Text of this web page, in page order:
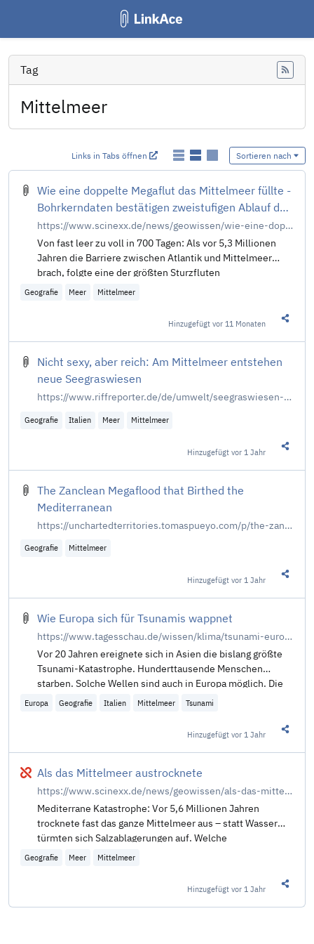
Tag
Mittelmeer
Links in Tabs öffnen Sortieren nach
Wie eine doppelte Megaflut das Mittelmeer füllte -
Bohrkerndaten bestätigen zweistufigen Ablauf der
Sturzflut vor 5,33 Millionen Jahren
https://www.scinexx.de/news/geowissen/wie-eine-doppelte-megaflut-das-mittelmeer-fuellte/
Von fast leer zu voll in 700 Tagen: Als vor 5,3 Millionen
Jahren die Barriere zwischen Atlantik und Mittelmeer
brach, folgte eine der größten Sturzfluten
Geografie Meer Mittelmeer
Hinzugefügtvor 11 Monaten
Nicht sexy, aber reich: Am Mittelmeer entstehen
neue Seegraswiesen
https://www.riffreporter.de/de/umwelt/seegraswiesen-mittelmeer-naturschutz-renaturierung-klimaschutz-co2-po-delta-adria
Geografie Italien Meer Mittelmeer
Hinzugefügtvor 1 Jahr
The Zanclean Megaflood that Birthed the
Mediterranean
https://unchartedterritories.tomaspueyo.com/p/the-zanclean-megaflood
Geografie Mittelmeer
Hinzugefügtvor 1 Jahr
Wie Europa sich für Tsunamis wappnet
https://www.tagesschau.de/wissen/klima/tsunami-europa-100.html
Vor 20 Jahren ereignete sich in Asien die bislang größte
Tsunami-Katastrophe. Hunderttausende Menschen
starben. Solche Wellen sind auch in Europa möglich. Die
Wissenschaft arbeitet an Frühwarnsystemen. Von C.
Europa Geografie Italien Mittelmeer Tsunami
Hinzugefügtvor 1 Jahr
Defekt
Als das Mittelmeer austrocknete
https://www.scinexx.de/news/geowissen/als-das-mittelmeer-austrocknete/
Mediterrane Katastrophe: Vor 5,6 Millionen Jahren
trocknete fast das ganze Mittelmeer aus – statt Wasser
türmten sich Salzablagerungen auf. Welche
Geografie Meer Mittelmeer
Hinzugefügtvor 1 Jahr